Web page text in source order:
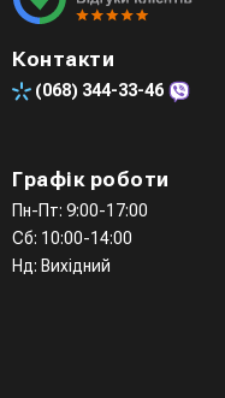
Контакти
(068) 344-33-46
Графік роботи
Пн-Пт: 9:00-17:00
Сб: 10:00-14:00
Нд: Вихідний